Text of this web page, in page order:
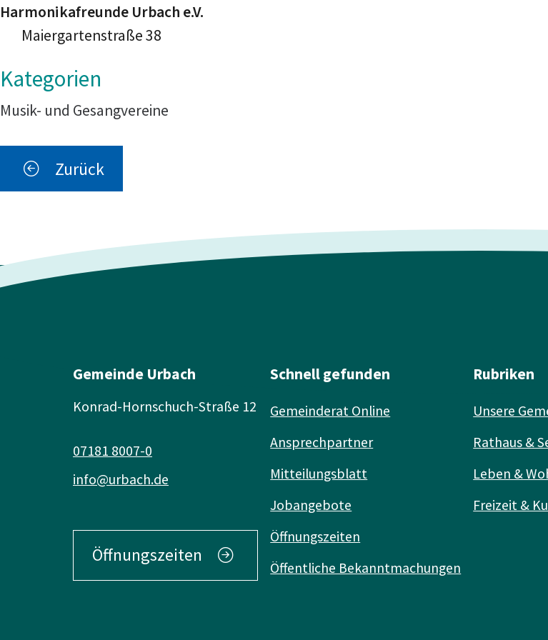
Harmonikafreunde Urbach e.V.
Maiergartenstraße 38
Musik- und Gesangvereine
Zurück
Gemeinde Urbach
Konrad-Hornschuch-Straße 12
info@urbach.de
07181 8007-0
Öffnungszeiten
Schnell gefunden
Gemeinderat Online
Ansprechpartner
Mitteilungsblatt
Jobangebote
Öffnungszeiten
Öffentliche Bekanntmachungen
Rubriken
Unsere
Rathaus &
Leben &
Freizeit &